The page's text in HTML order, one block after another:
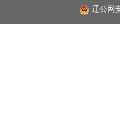
辽公网